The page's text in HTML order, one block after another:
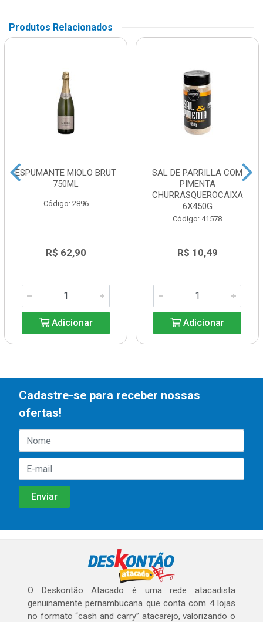
Produtos Relacionados
ESPUMANTE MIOLO BRUT
750ML
Código: 2896
R$ 62,90
Adicionar
SAL DE PARRILLA COM
PIMENTA
CHURRASQUEROCAIXA
6X450G
Código: 41578
R$ 10,49
Adicionar
Cadastre-se para receber nossas
ofertas!
O Deskontão Atacado é uma rede atacadista
genuinamente pernambucana que conta com 4 lojas
no formato “cash and carry” atacarejo, valorizando o